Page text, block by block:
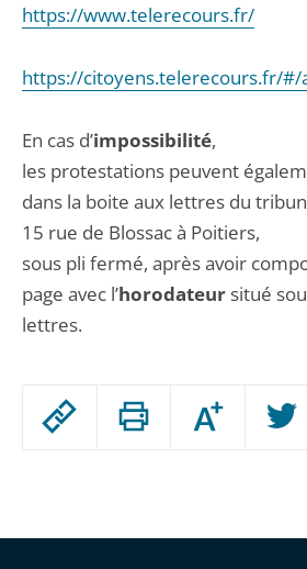
Passer
Augmenter
ou
https://www.telerecours.fr/
https://citoyens.telerecours.fr/#/
En cas d’impossibilité,
les protestations peuvent
dans la boite aux lettres du
15 rue de Blossac à Poitiers,
sous pli fermé, après avoir
page avec l’horodateur situé
lettres.